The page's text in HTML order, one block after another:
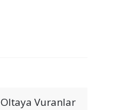
Oltaya Vuranlar